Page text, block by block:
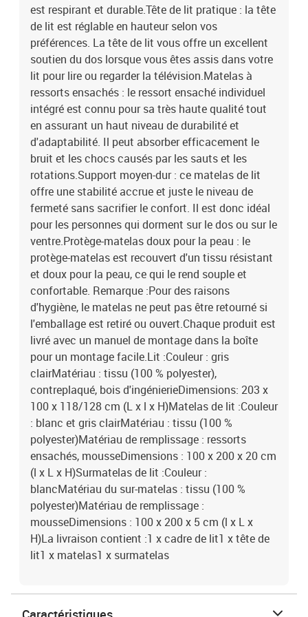
est respirant et durable.Tête de lit pratique : la tête
de lit est réglable en hauteur selon vos
préférences. La tête de lit vous offre un excellent
soutien du dos lorsque vous êtes assis dans votre
lit pour lire ou regarder la télévision.Matelas à
ressorts ensachés : le ressort ensaché individuel
intégré est connu pour sa très haute qualité tout
en assurant un haut niveau de durabilité et
d'adaptabilité. Il peut absorber efficacement le
bruit et les chocs causés par les sauts et les
rotations.Support moyen-dur : ce matelas de lit
offre une stabilité accrue et juste le niveau de
fermeté sans sacrifier le confort. Il est donc idéal
pour les personnes qui dorment sur le dos ou sur le
ventre.Protège-matelas doux pour la peau : le
protège-matelas est recouvert d'un tissu résistant
et doux pour la peau, ce qui le rend souple et
confortable. Remarque :Pour des raisons
d'hygiène, le matelas ne peut pas être retourné si
l'emballage est retiré ou ouvert.Chaque produit est
livré avec un manuel de montage dans la boîte
pour un montage facile.Lit :Couleur : gris
clairMatériau : tissu (100 % polyester),
contreplaqué, bois d'ingénierieDimensions: 203 x
100 x 118/128 cm (L x l x H)Matelas de lit :Couleur
: blanc et gris clairMatériau : tissu (100 %
polyester)Matériau de remplissage : ressorts
ensachés, mousseDimensions : 100 x 200 x 20 cm
(l x L x H)Surmatelas de lit :Couleur :
blancMatériau du sur-matelas : tissu (100 %
polyester)Matériau de remplissage :
mousseDimensions : 100 x 200 x 5 cm (l x L x
H)La livraison contient :1 x cadre de lit1 x tête de
lit1 x matelas1 x surmatelas